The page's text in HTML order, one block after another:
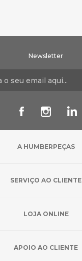
Newsletter
A HUMBERPEÇAS
SERVIÇO AO CLIENTE
LOJA ONLINE
APOIO AO CLIENTE